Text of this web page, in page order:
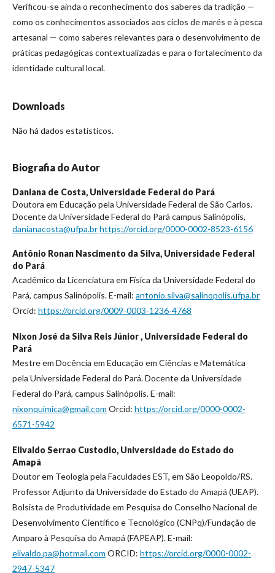
Verificou-se ainda o reconhecimento dos saberes da tradição —
como os conhecimentos associados aos ciclos de marés e à pesca
artesanal — como saberes relevantes para o desenvolvimento de
práticas pedagógicas contextualizadas e para o fortalecimento da
identidade cultural local.
Downloads
Não há dados estatísticos.
Biografia do Autor
Daniana de Costa, Universidade Federal do Pará
Doutora em Educação pela Universidade Federal de São Carlos.
Docente da Universidade Federal do Pará campus Salinópolis,
danianacosta@ufpa.brhttps://orcid.org/0000-0002-8523-6156
Antônio Ronan Nascimento da Silva, Universidade Federal
do Pará
Acadêmico da Licenciatura em Física da Universidade Federal do
Pará, campus Salinópolis. E-mail: antonio.silva@salinopolis.ufpa.br
Orcid: https://orcid.org/0009-0003-1236-4768
Nixon José da Silva Reis Júnior , Universidade Federal do
Pará
Mestre em Docência em Educação em Ciências e Matemática
pela Universidade Federal do Pará. Docente da Universidade
Federal do Pará, campus Salinópolis. E-mail:
nixonquimica@gmail.com Orcid: https://orcid.org/0000-0002-
6571-5942
Elivaldo Serrao Custodio, Universidade do Estado do
Amapá
Doutor em Teologia pela Faculdades EST, em São Leopoldo/RS.
Professor Adjunto da Universidade do Estado do Amapá (UEAP).
Bolsista de Produtividade em Pesquisa do Conselho Nacional de
Desenvolvimento Científico e Tecnológico (CNPq)/Fundação de
Amparo à Pesquisa do Amapá (FAPEAP). E-mail:
elivaldo.pa@hotmail.com ORCID: https://orcid.org/0000-0002-
2947-5347